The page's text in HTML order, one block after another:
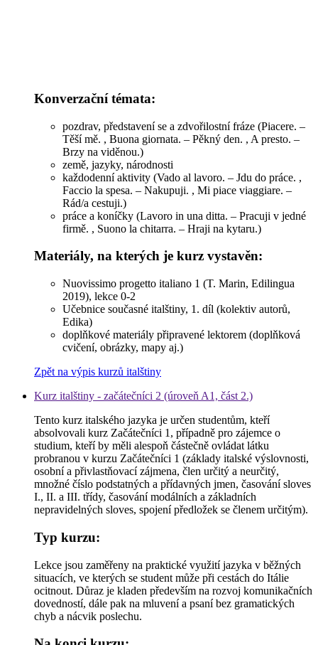
Konverzační témata:
pozdrav, představení se a zdvořilostní fráze (Piacere. –
Těší mě. , Buona giornata. – Pěkný den. , A presto. –
Brzy na viděnou.)
země, jazyky, národnosti
každodenní aktivity (Vado al lavoro. – Jdu do práce. ,
Faccio la spesa. – Nakupuji. , Mi piace viaggiare. –
Rád/a cestuji.)
práce a koníčky (Lavoro in una ditta. – Pracuji v jedné
firmě. , Suono la chitarra. – Hraji na kytaru.)
Materiály, na kterých je kurz vystavěn:
Nuovissimo progetto italiano 1 (T. Marin, Edilingua
2019), lekce 0-2
Učebnice současné italštiny, 1. díl (kolektiv autorů,
Edika)
doplňkové materiály připravené lektorem (doplňková
cvičení, obrázky, mapy aj.)
Zpět na výpis kurzů italštiny
Kurz italštiny - začátečníci 2 (úroveň A1, část 2.)
Tento kurz italského jazyka je určen studentům, kteří
absolvovali kurz Začátečníci 1, případně pro zájemce o
studium, kteří by měli alespoň částečně ovládat látku
probranou v kurzu Začátečníci 1 (základy italské výslovnosti,
osobní a přivlastňovací zájmena, člen určitý a neurčitý,
množné číslo podstatných a přídavných jmen, časování sloves
I., II. a III. třídy, časování modálních a základních
nepravidelných sloves, spojení předložek se členem určitým).
Typ kurzu:
Lekce jsou zaměřeny na praktické využití jazyka v běžných
situacích, ve kterých se student může při cestách do Itálie
ocitnout. Důraz je kladen především na rozvoj komunikačních
dovedností, dále pak na mluvení a psaní bez gramatických
chyb a nácvik poslechu.